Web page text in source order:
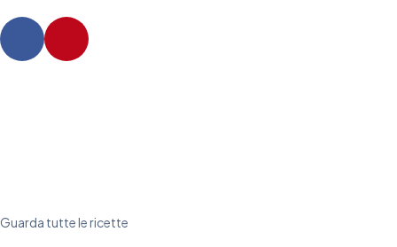
Guarda tutte le ricette